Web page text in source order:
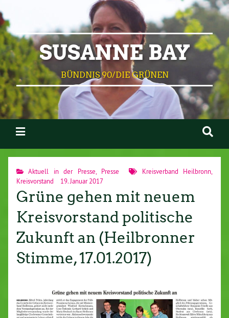
SUSANNE BAY
BÜNDNIS 90/DIE GRÜNEN
Aktuell in der Presse Presse Kreisverband Heilbronn
Kreisvorstand
19. Januar 2017
Grüne gehen mit neuem
Kreisvorstand politische
Zukunft an (Heilbronner
Stimme, 17.01.2017)